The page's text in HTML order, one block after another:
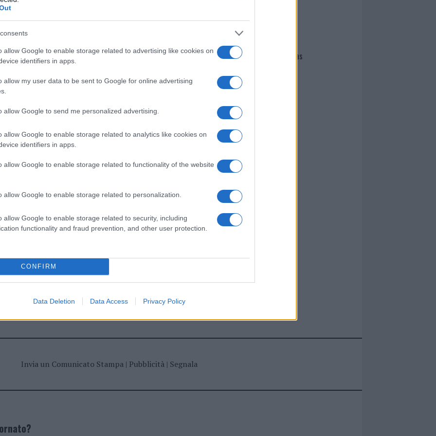
allow Google to enable storage related to advertising like cookies on
identifiers in apps.
allow my user data to be sent to Google for online advertising
allow Google to send me personalized advertising.
allow Google to enable storage related to analytics like cookies on
identifiers in apps.
allow Google to enable storage related to functionality of the website
allow Google to enable storage related to personalization.
allow Google to enable storage related to security, including
functionality and fraud prevention, and other user protection.
CONFIRM
Data Deletion Data Access Privacy Policy
una parte della popolazione si mostra
proteste pubbliche, sottolineando come
strutturale da parte delle autorità
sano sia per i pazienti sia per i lavoratori
cliccandoqui
nella sezioneLogindal menù del sito o
Notizie Gallura Notizie Sardegna
Prossimo articolo
Giovannimaria Cabras
Invia un Comunicato Stampa| Pubblicità| Segnala